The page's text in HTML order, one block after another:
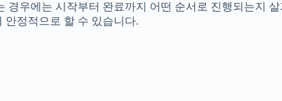
우에는 시작부터 완료까지 어떤 순서로 진행되는지
안정적으로 할 수 있습니다.